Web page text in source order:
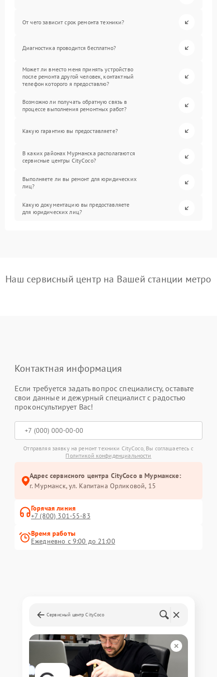
От чего зависит срок ремонта техники?
Диагностика проводится бесплатно?
Может ли вместо меня принять устройство
после ремонта другой человек, контактный
телефон которого я предоставлю?
Возможно ли получать обратную связь в
процессе выполнения ремонтных работ?
Какую гарантию вы предоставляете?
В каких районах Мурманска располагаются
сервисные центры CityCoco?
Выполняете ли вы ремонт для юридических
лиц?
Какую документацию вы предоставляете
для юридических лиц?
Наш сервисный центр на Вашей станции метро
Контактная информация
Если требуется задать вопрос специалисту, оставьте
свои данные и дежурный специалист с радостью
проконсультирует Вас!
Отправляя заявку на ремонт техники CityCoco, Вы соглашаетесь с
Политикой конфиденциальности
Адрес сервисного центра CityCoco в Мурманске:
г. Мурманск, ул. Капитана Орликовой, 15
Горячая линия
+7 (800) 301-55-83
Время работы
Ежедневно с 9:00 до 21:00
Сервисный центр CityCoco